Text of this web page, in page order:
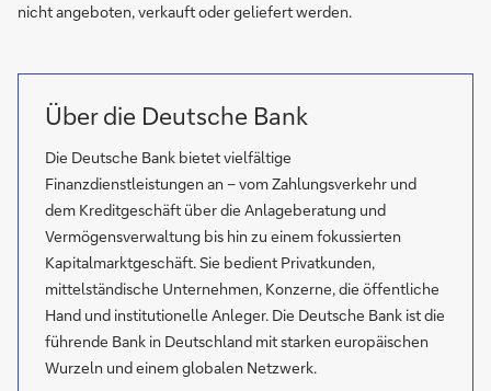
nicht angeboten, verkauft oder geliefert werden.
Über die Deutsche Bank
Die Deutsche Bank bietet vielfältige
Finanzdienstleistungen an – vom Zahlungsverkehr und
dem Kreditgeschäft über die Anlageberatung und
Vermögensverwaltung bis hin zu einem fokussierten
Kapitalmarktgeschäft. Sie bedient Privatkunden,
mittelständische Unternehmen, Konzerne, die öffentliche
Hand und institutionelle Anleger. Die Deutsche Bank ist die
führende Bank in Deutschland mit starken europäischen
Wurzeln und einem globalen Netzwerk.